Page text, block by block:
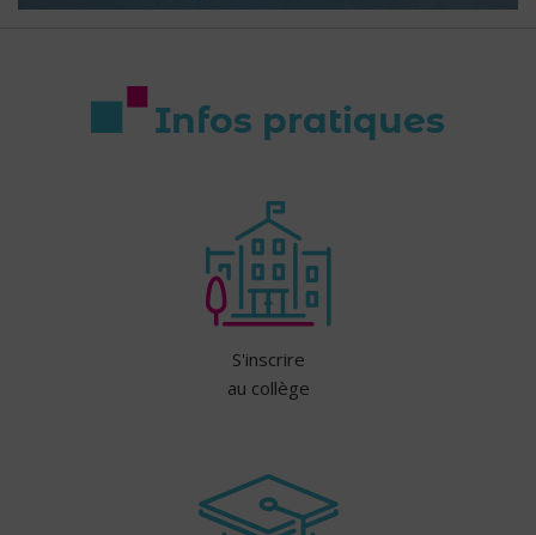
Infos pratiques
S'inscrire
au collège